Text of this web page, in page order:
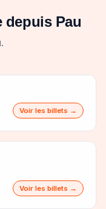
depuis Pau
Voir les billets →
Voir les billets →